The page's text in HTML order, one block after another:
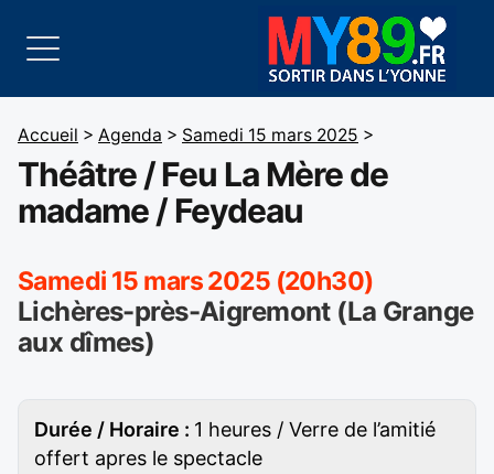
Accueil > Agenda > Samedi 15 mars 2025 >
Théâtre / Feu La Mère de
madame / Feydeau
Samedi 15 mars 2025 (20h30)
Lichères-près-Aigremont (La Grange
aux dîmes)
Durée / Horaire : 1 heures / Verre de l’amitié
offert apres le spectacle